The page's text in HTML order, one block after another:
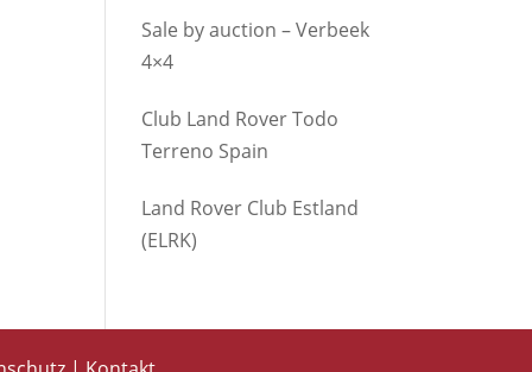
Sale by auction – Verbeek
4×4
Club Land Rover Todo
Terreno Spain
Land Rover Club Estland
(ELRK)